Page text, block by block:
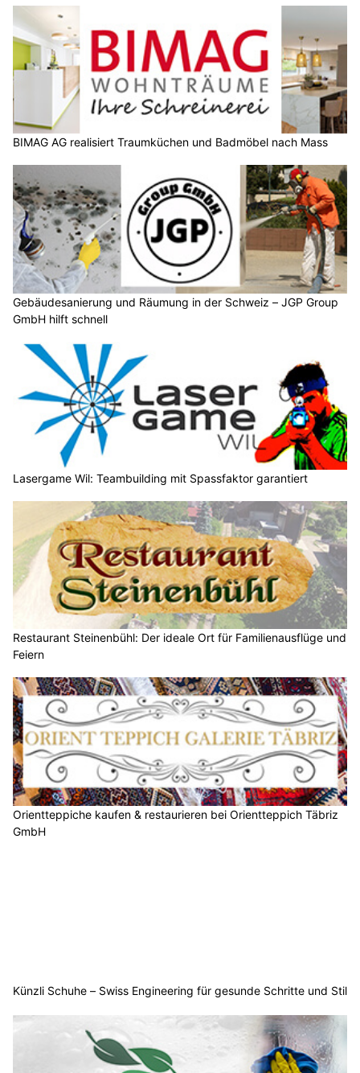
BIMAG AG realisiert Traumküchen und Badmöbel nach Mass
Gebäudesanierung und Räumung in der Schweiz – JGP Group
GmbH hilft schnell
Lasergame Wil: Teambuilding mit Spassfaktor garantiert
Restaurant Steinenbühl: Der ideale Ort für Familienausflüge und
Feiern
Orientteppiche kaufen & restaurieren bei Orientteppich Täbriz
GmbH
Künzli Schuhe – Swiss Engineering für gesunde Schritte und Stil